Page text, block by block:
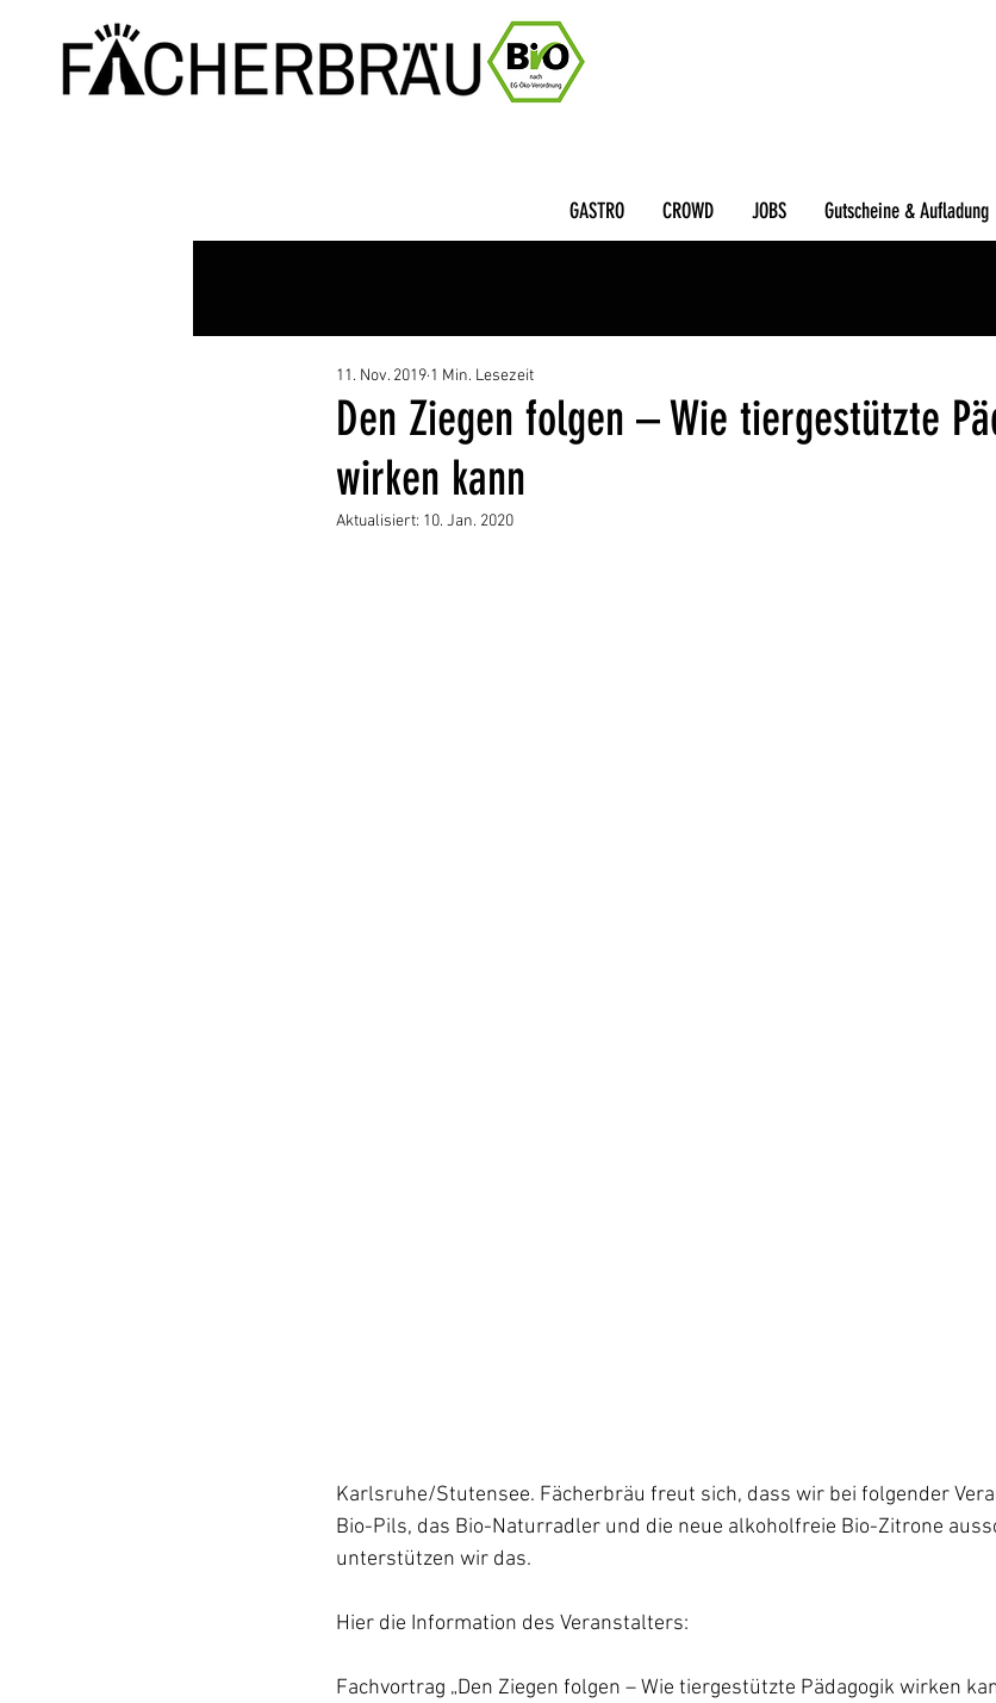
GASTRO CROWD JOBS Gutscheine & Aufladung
Den Ziegen folgen – Wie tiergestützte
wirken kann
11. Nov. 2019 1 Min. Lesezeit
Aktualisiert: 10. Jan. 2020
Karlsruhe/Stutensee. Fächerbräu freut sich, dass wir bei folgender
Bio-Pils, das Bio-Naturradler und die neue alkoholfreie Bio-Zitrone
unterstützen wir das.
Hier die Information des Veranstalters:
Fachvortrag „Den Ziegen folgen – Wie tiergestützte Pädagogik wirken